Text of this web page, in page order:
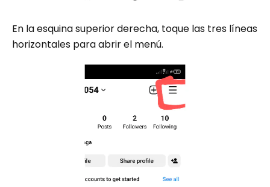
En la esquina superior derecha, toque las tres líneas
horizontales para abrir el menú.